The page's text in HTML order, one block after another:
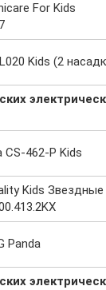
For Kids
Kids (2
CS-462-P Kids
Kids Звездные
Panda